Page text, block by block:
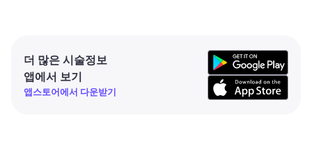
더 많은 시술정보
앱에서 보기
앱스토어에서 다운받기